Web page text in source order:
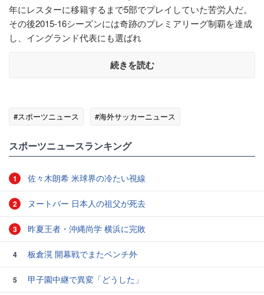
年にレスターに移籍するまで5部でプレイしていた苦労人だ。
その後2015-16シーズンには奇跡のプレミアリーグ制覇を達成
し、イングランド代表にも選ばれ
続きを読む
#スポーツニュース #海外サッカーニュース
スポーツニュースランキング
1 佐々木朗希 米球界の冷たい視線
2 ヌートバー 日本人の祖父が死去
3 昨夏王者・沖縄尚学 横浜に完敗
4 板倉滉 開幕戦でまたベンチ外
5
甲子園中継で異変「どうした」